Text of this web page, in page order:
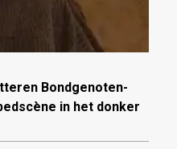
Bondgenoten-
in het donker